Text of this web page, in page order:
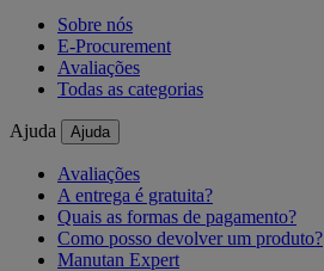
Sobre nós
E-Procurement
Avaliações
Todas as categorias
Ajuda Ajuda
Avaliações
A entrega é gratuita?
Quais as formas de pagamento?
Como posso devolver um produto?
Manutan Expert